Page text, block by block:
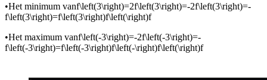
•Het minimum vanf\left(3\right)=2f\left(3\right)=-2f\left(3\right)=-
f\left(3\right)=f\left(3\right)f\left(\right)f
•Het maximum vanf\left(-3\right)=-2f\left(-3\right)=-
f\left(-3\right)=f\left(-3\right)f\left(-\right)f\left(\right)f